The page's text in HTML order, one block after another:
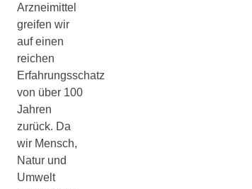
Arzneimittel
greifen wir
auf einen
reichen
Erfahrungsschatz
von über 100
Jahren
zurück. Da
wir Mensch,
Natur und
Umwelt